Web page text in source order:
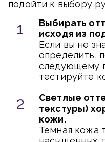
подойти к выбору
Выбирать
исходя из
Если вы не
определить,
следующему
тестируйте
Светлые
текстуры)
кожи.
Темная кожа